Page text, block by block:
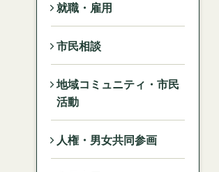
就職・雇用
市民相談
地域コミュニティ・市民
活動
人権・男女共同参画